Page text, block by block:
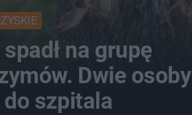
na grupę
Dwie osoby
do szpitala